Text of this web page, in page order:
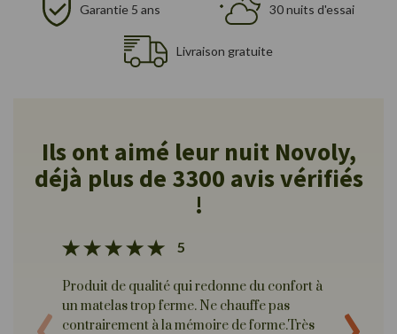
Garantie 5 ans 30 nuits d'essai
Livraison gratuite
Ils ont aimé leur nuit Novoly,
déjà plus de 3300 avis vérifiés
!
5
Produit de qualité qui redonne du confort à
un matelas trop ferme. Ne chauffe pas
contrairement à la mémoire de forme.Très